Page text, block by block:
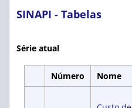
SINAPI - Tabelas
Série atual
Número Nome